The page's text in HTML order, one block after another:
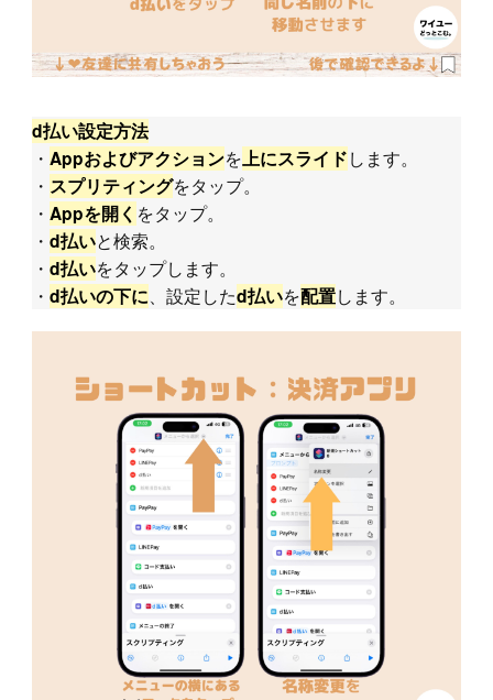
d払い設定方法
・ Appおよびアクションを上にスライドします。
・ スプリティングをタップ。
・ Appを開く をタップ。
・ d払いと検索。
・ d払いをタップします。
・ d払いの下に 、設定したd払いを配置します。